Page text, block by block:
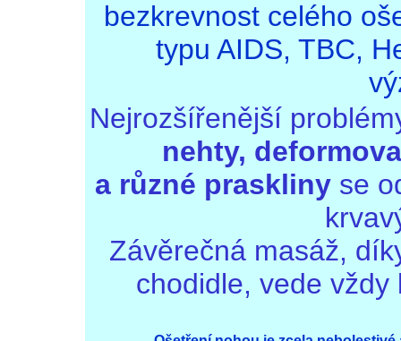
bezkrevnost celého
typu AIDS, TBC,
Nejrozšířenější
nehty,
a různé praskliny se
Závěrečná masáž,
chodidle, vede